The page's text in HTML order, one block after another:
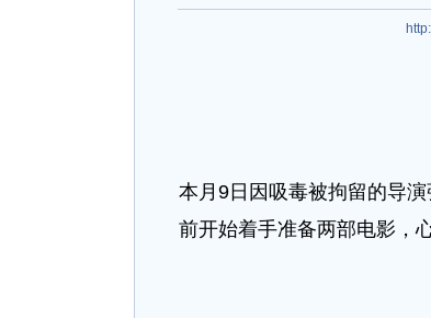
本月9日因吸毒被拘留的导
前开始着手准备两部电影，